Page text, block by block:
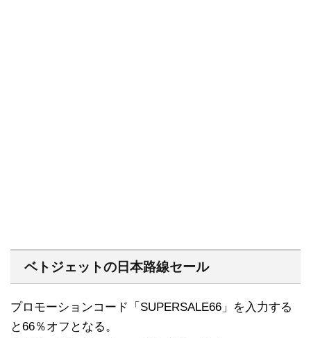
ベトジェットの日本路線セール
プロモーションコード「SUPERSALE66」を入力する
と66％オフとなる。